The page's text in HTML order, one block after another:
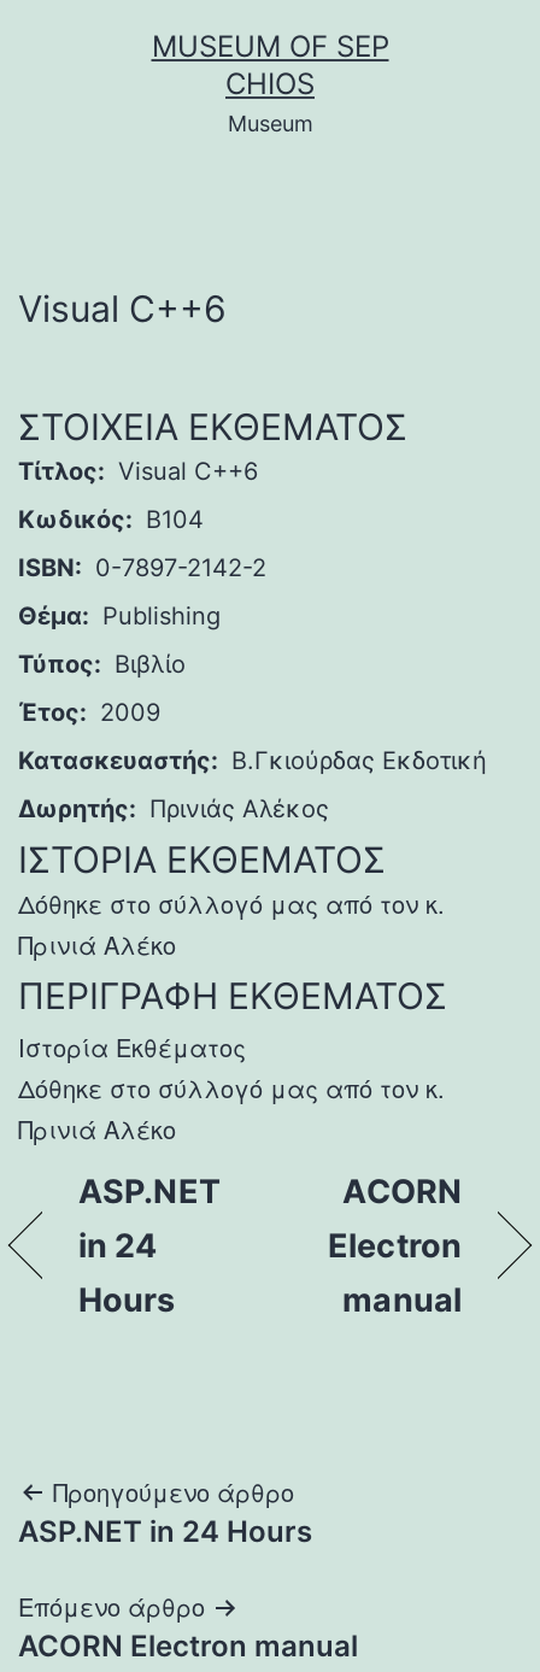
MUSEUM OF SEP
CHIOS
Museum
Visual C++6
ΣΤΟΙΧΕΙΑ ΕΚΘΕΜΑΤΟΣ
Τίτλος: Visual C++6
Κωδικός: B104
ISBN: 0-7897-2142-2
Θέμα: Publishing
Τύπος: Βιβλίο
Έτος: 2009
Κατασκευαστής: Β.Γκιούρδας Εκδοτική
Δωρητής: Πρινιάς Αλέκος
ΙΣΤΟΡΙΑ ΕΚΘΕΜΑΤΟΣ
Δόθηκε στο σύλλογό μας από τον κ.
Πρινιά Αλέκο
ΠΕΡΙΓΡΑΦΗ ΕΚΘΕΜΑΤΟΣ
Ιστορία Εκθέματος
Δόθηκε στο σύλλογό μας από τον κ.
Πρινιά Αλέκο
ASP.NET
in 24
Hours
ACORN
Electron
manual
Πλοήγηση
άρθρων
Προηγούμενο άρθρο
ASP.NET in 24 Hours
Επόμενο άρθρο
ACORN Electron manual